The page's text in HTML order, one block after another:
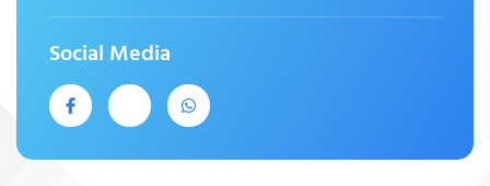
Social Media